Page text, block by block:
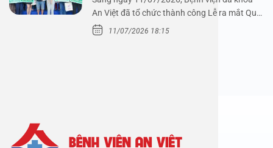
An Việt đã tổ chức thành công Lễ ra mắt Quỹ
Mầm Xanh…
11/07/2026 18:15